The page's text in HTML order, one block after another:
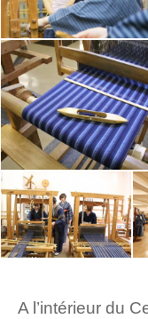
A l’intérieur du